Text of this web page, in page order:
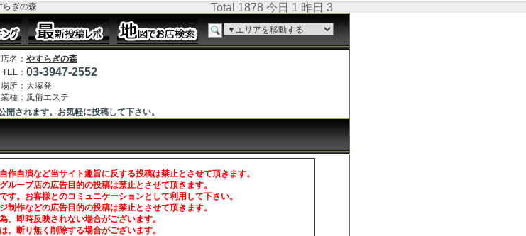
らぎの森 Total 1878 今日 1 昨日 3
店名： やすらぎの森
TEL： 03-3947-2552
場所： 大塚発
業種： 風俗エステ
開されます。お気軽に投稿して下さい。
自演など当サイト趣旨に反する投稿は禁止とさせて頂きます。
ープ店の広告目的の投稿は禁止とさせて頂きます。
。お客様とのコミュニケーションとして利用して下さい。
作などの広告目的の投稿は禁止とさせて頂きます。
即時反映されない場合がございます。
断り無く削除する場合がございます。